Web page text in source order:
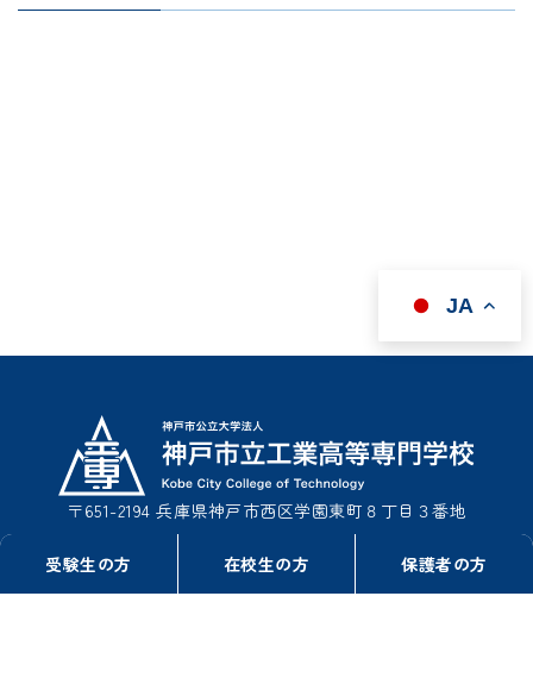
JA
受験生の方 在校生の方 保護者の方
〒651-2194 兵庫県神戸市西区学園東町８丁目３番地
TEL : 078-795-3311（事務室総務課）